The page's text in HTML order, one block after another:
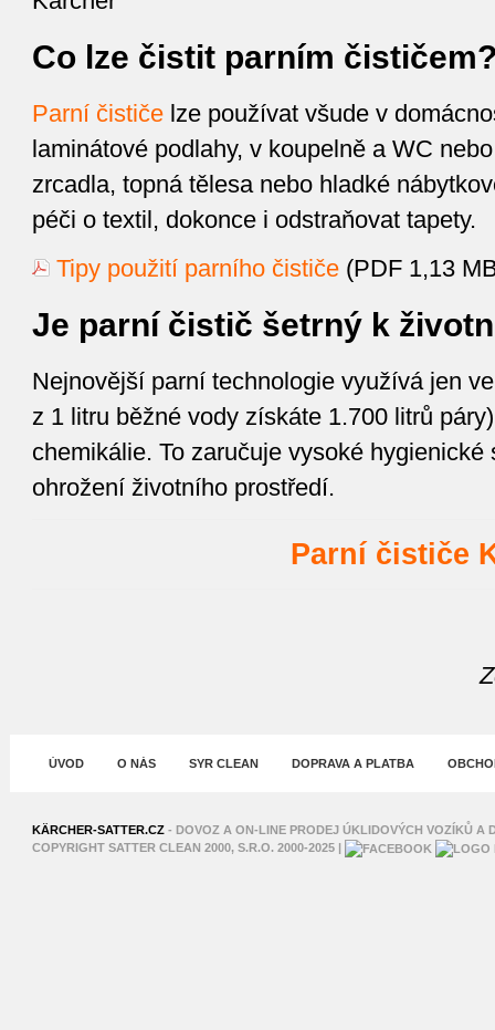
Co lze čistit parním
Parní čističelze používat všude v
laminátové podlahy, v koupelně a WC
zrcadla, topná tělesa nebo hladké
péči o textil, dokonce i odstraňovat tapety.
Tipy použití parního čističe(PDF 1,13
Je parní čistič šetrný k
Nejnovější parní technologie využívá jen
z 1 litru běžné vody získáte 1.700 litrů
chemikálie. To zaručuje vysoké
ohrožení životního prostředí.
Parní čističe
ÚVOD O NÁS SYR CLEAN DOPRAVA A PLATBA
SHAHWA
KÄRCHER-SATTER.CZ- DOVOZ A ON-LINE PRODEJ ÚKLIDOVÝCH VOZÍKŮ A
COPYRIGHT SATTER CLEAN 2000, S.R.O. 2000-2025 |